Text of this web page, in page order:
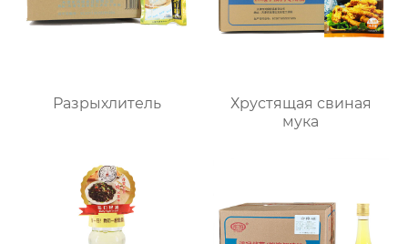
Разрыхлитель
Хрустящая свиная
мука